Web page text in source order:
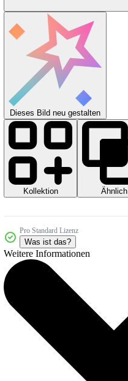
Dieses Bild neu gestalten
Kollektion
Ähnlich
Pro Standard Lizenz
Was ist das?
Weitere Informationen